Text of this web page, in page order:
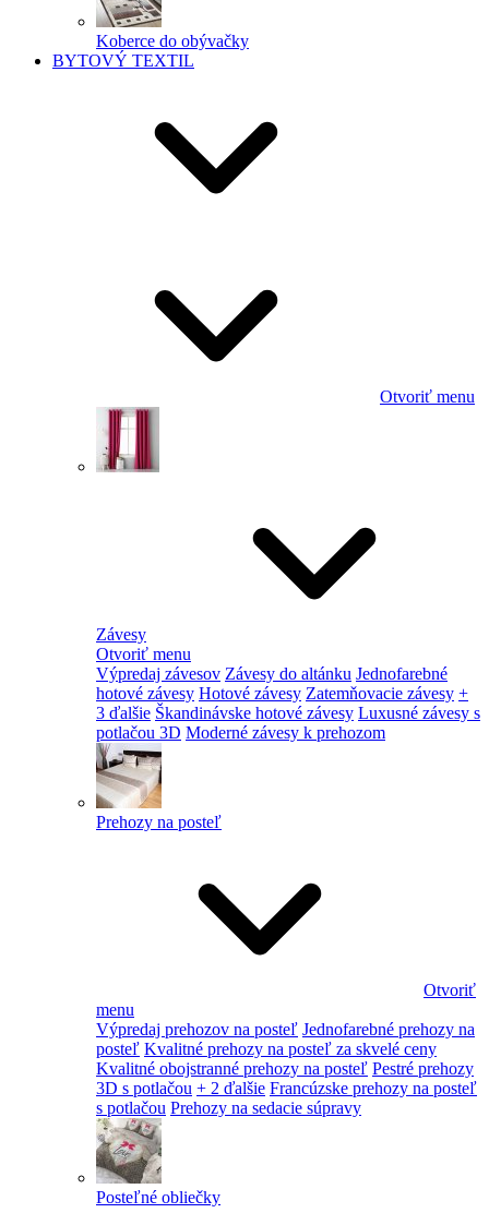
Koberce do obývačky
BYTOVÝ TEXTIL
Otvoriť menu
Závesy
Otvoriť menu
Výpredaj závesov Závesy do altánku Jednofarebné
hotové závesy Hotové závesy Zatemňovacie závesy +
3 ďalšie Škandinávske hotové závesy Luxusné závesy s
potlačou 3D Moderné závesy k prehozom
Prehozy na posteľ
Otvoriť
menu
Výpredaj prehozov na posteľ Jednofarebné prehozy na
posteľ Kvalitné prehozy na posteľ za skvelé ceny
Kvalitné obojstranné prehozy na posteľ Pestré prehozy
3D s potlačou + 2 ďalšie Francúzske prehozy na posteľ
s potlačou Prehozy na sedacie súpravy
Posteľné obliečky